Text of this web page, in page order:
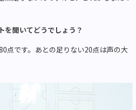
聞いてどうでしょう？
点です。あとの足りない20点は声の大